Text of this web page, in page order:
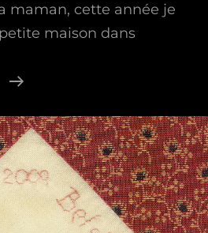
maman, cette année je
maison dans
Bonne
Maman